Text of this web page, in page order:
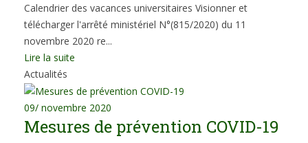
Calendrier des vacances universitaires Visionner et
télécharger l'arrêté ministériel N°(815/2020) du 11
novembre 2020 re...
Lire la suite
Actualités
09/ novembre 2020
Mesures de prévention COVID-19